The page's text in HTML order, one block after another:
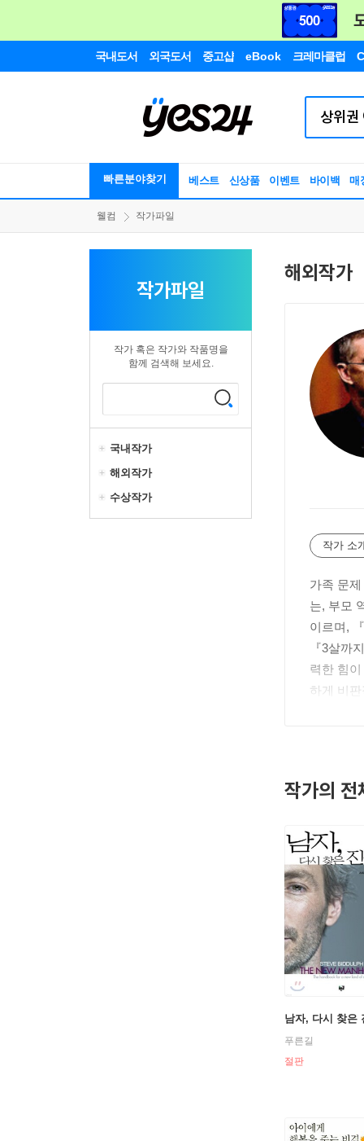
국내도서 외국도서 중고샵 eBook 크레마클럽
빠른분야찾기 베스트 신상품 이벤트 바이백 매
웰컴 작가파일
작가파일
작가 혹은 작가와 작품명을
함께 검색해 보세요.
국내작가
해외작가
수상작가
해외작가
작가 소
가족 문
는, 부모
이르며,
『3살까
력한 힘
하게 비
작가의 전
남자, 다시 찾은
푸른길
절판